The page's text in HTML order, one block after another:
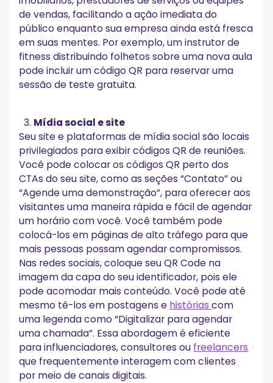
de vendas, facilitando a ação imediata do
público enquanto sua empresa ainda está fresca
em suas mentes. Por exemplo, um instrutor de
fitness distribuindo folhetos sobre uma nova aula
pode incluir um código QR para reservar uma
sessão de teste gratuita.
Mídia social e site
Seu site e plataformas de mídia social são locais
privilegiados para exibir códigos QR de reuniões.
Você pode colocar os códigos QR perto dos
CTAs do seu site, como as seções “Contato” ou
“Agende uma demonstração”, para oferecer aos
visitantes uma maneira rápida e fácil de agendar
um horário com você. Você também pode
colocá-los em páginas de alto tráfego para que
mais pessoas possam agendar compromissos.
Nas redes sociais, coloque seu QR Code na
imagem da capa do seu identificador, pois ele
pode acomodar mais conteúdo. Você pode até
mesmo tê-los em postagens e históriascom
uma legenda como “Digitalizar para agendar
uma chamada”. Essa abordagem é eficiente
para influenciadores, consultores ou freelancers
que frequentemente interagem com clientes
por meio de canais digitais.